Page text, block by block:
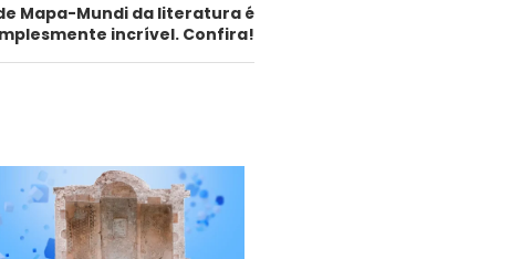
Mapa-Mundi da literatura é
incrível. Confira!